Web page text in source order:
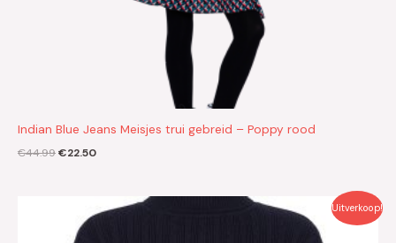
Indian Blue Jeans Meisjes trui gebreid – Poppy rood
€44.99€22.50
Uitverkoop!
Oorspronkelijke
was:
Huidige
prijs